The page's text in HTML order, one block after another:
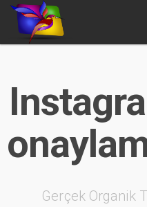
Gerçek Organik